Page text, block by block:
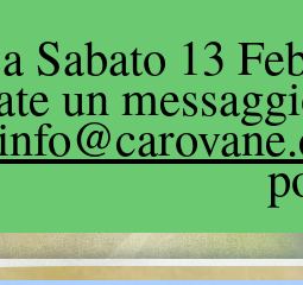
Sabato 13
un